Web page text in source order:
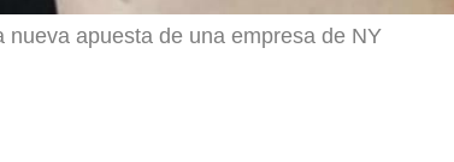
nueva apuesta de una empresa de NY